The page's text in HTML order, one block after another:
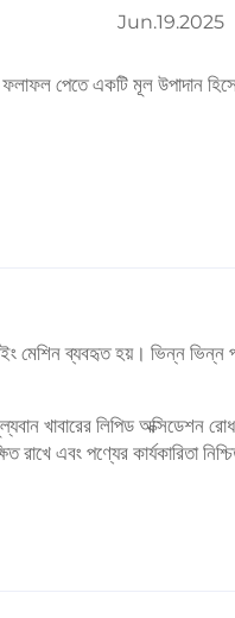
Jun.19.2025
পেতে একটি মূল উপাদান
মেশিন ব্যবহৃত হয়। ভিন্ন
খাবারের লিপিড অক্সিডেশন
এবং পণ্যের কার্যকারিতা